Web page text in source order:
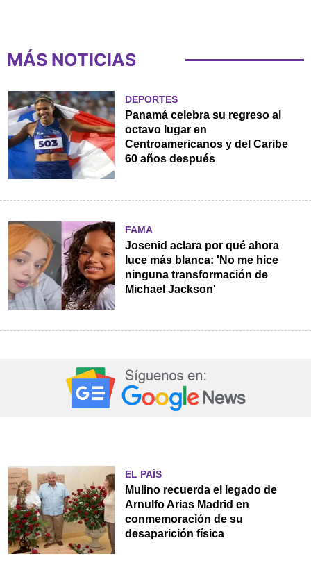
MÁS NOTICIAS
DEPORTES
Panamá celebra su regreso al
octavo lugar en
Centroamericanos y del Caribe
60 años después
FAMA
Josenid aclara por qué ahora
luce más blanca: 'No me hice
ninguna transformación de
Michael Jackson'
EL PAÍS
Mulino recuerda el legado de
Arnulfo Arias Madrid en
conmemoración de su
desaparición física